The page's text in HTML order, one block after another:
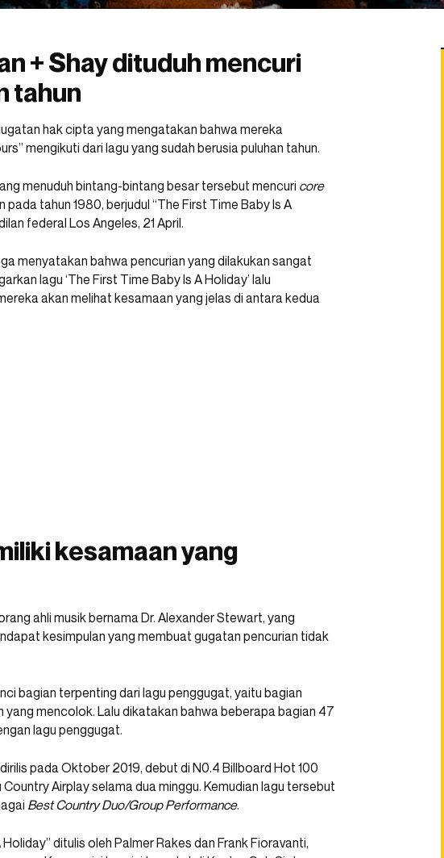
+ Shay dituduh mencuri
tahun
hak cipta yang mengatakan bahwa mereka
mengikuti dari lagu yang sudah berusia puluhan tahun.
menuduh bintang-bintang besar tersebut mencuri core
tahun 1980, berjudul “The First Time Baby Is A
federal Los Angeles, 21 April.
menyatakan bahwa pencurian yang dilakukan sangat
lagu ‘The First Time Baby Is A Holiday’ lalu
akan melihat kesamaan yang jelas di antara kedua
kesamaan yang
ahli musik bernama Dr. Alexander Stewart, yang
kesimpulan yang membuat gugatan pencurian tidak
bagian terpenting dari lagu penggugat, yaitu bagian
yang mencolok. Lalu dikatakan bahwa beberapa bagian 47
lagu penggugat.
pada Oktober 2019, debut di N0.4 Billboard Hot 100
Airplay selama dua minggu. Kemudian lagu tersebut
Best Country Duo/Group Performance.
ditulis oleh Palmer Rakes dan Frank Fioravanti,